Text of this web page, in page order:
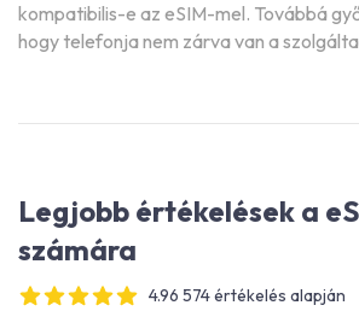
kompatibilis-e az eSIM-mel. Továbbá
hogy telefonja nem zárva van a
Legjobb értékelések a
számára
4.96 574 értékelés alapján